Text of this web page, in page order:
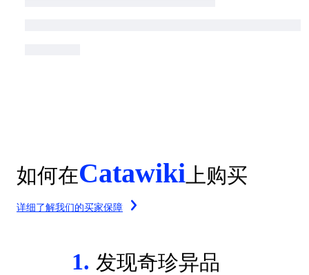
如何在Catawiki 上购买
详细了解我们的买家保障
1. 发现奇珍异品